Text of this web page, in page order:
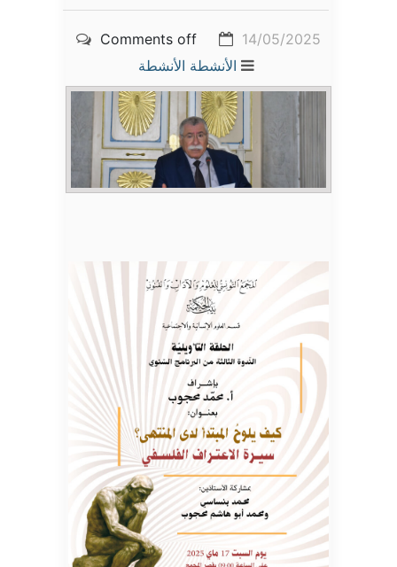
14/05/2025
Comments off
الأنشطة الأنشطة